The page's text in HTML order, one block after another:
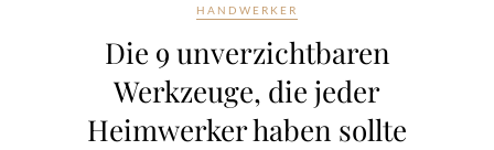
HANDWERKER
Die 9 unverzichtbaren
Werkzeuge, die jeder
Heimwerker haben sollte